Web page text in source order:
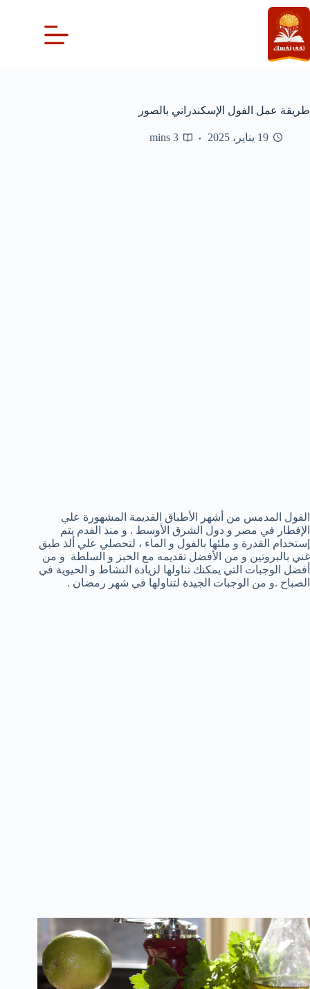
التجاوز
إلى
المحتوى
طريقة عمل الفول الإسكندراني بالصور
19 يناير، 2025 3 mins
الفول المدمس من أشهر الأطباق القديمة المشهورة علي
الإفطار في مصر و دول الشرق الأوسط . و منذ القدم يتم
إستخدام القدرة و ملئها بالفول و الماء ، لتحصلي علي ألذ طبق
غني بالبروتين و من الأفضل تقديمه مع الخبز و السلطة و من
أفضل الوجبات التي يمكنك تناولها لزيادة النشاط و الحيوية في
الصباح .و من الوجبات الجيدة لتناولها في شهر رمضان .